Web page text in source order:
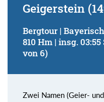
Geigerstein
Bergtour |
810 Hm | insg.
von 6)
Zwei Namen (Geier-